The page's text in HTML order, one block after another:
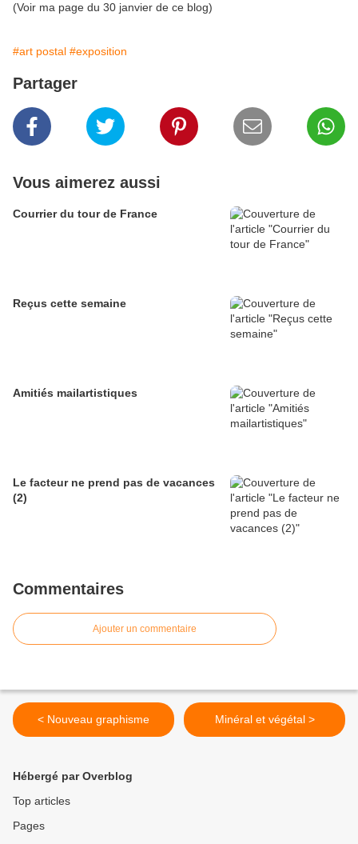
(Voir ma page du 30 janvier de ce blog)
#art postal #exposition
Partager
Vous aimerez aussi
Courrier du tour de France
Reçus cette semaine
Amitiés mailartistiques
Le facteur ne prend pas de vacances
(2)
Commentaires
Ajouter un commentaire
< Nouveau graphisme Minéral et végétal >
Hébergé par Overblog
Top articles
Pages